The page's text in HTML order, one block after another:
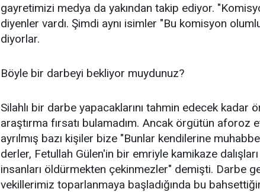
gayretimizi medya da yakından takip ediyor.
diyenler vardı. Şimdi aynı isimler "Bu komisyon
diyorlar.
Böyle bir darbeyi bekliyor muydunuz?
Silahlı bir darbe yapacaklarını tahmin edecek kadar
araştırma fırsatı bulamadım. Ancak örgütün aforoz
ayrılmış bazı kişiler bize "Bunlar kendilerine
derler, Fetullah Gülen'in bir emriyle kamikaze
insanları öldürmekten çekinmezler" demişti. Darbe
vekillerimiz toparlanmaya başladığında bu